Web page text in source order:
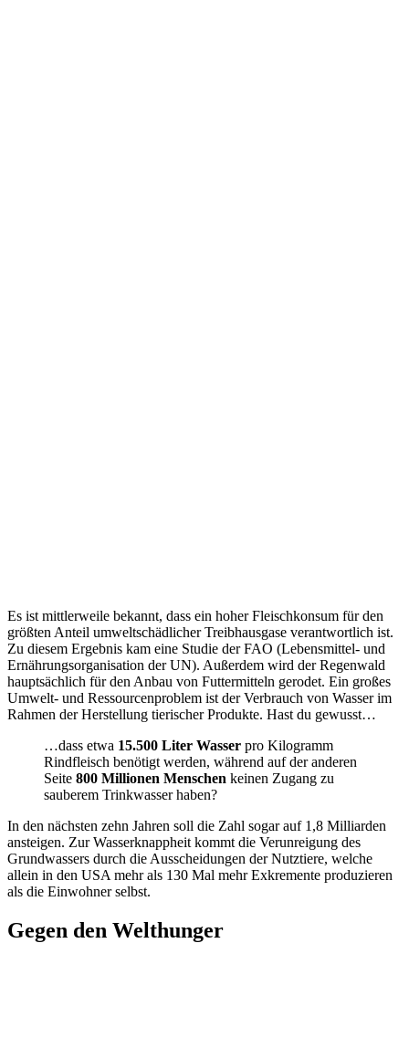
Es ist mittlerweile bekannt, dass ein hoher Fleischkonsum für den
größten Anteil umweltschädlicher Treibhausgase verantwortlich ist.
Zu diesem Ergebnis kam eine Studie der FAO (Lebensmittel- und
Ernährungsorganisation der UN). Außerdem wird der Regenwald
hauptsächlich für den Anbau von Futtermitteln gerodet. Ein großes
Umwelt- und Ressourcenproblem ist der Verbrauch von Wasser im
Rahmen der Herstellung tierischer Produkte. Hast du gewusst…
…dass etwa 15.500 Liter Wasser pro Kilogramm
Rindfleisch benötigt werden, während auf der anderen
Seite 800 Millionen Menschen keinen Zugang zu
sauberem Trinkwasser haben?
In den nächsten zehn Jahren soll die Zahl sogar auf 1,8 Milliarden
ansteigen. Zur Wasserknappheit kommt die Verunreigung des
Grundwassers durch die Ausscheidungen der Nutztiere, welche
allein in den USA mehr als 130 Mal mehr Exkremente produzieren
als die Einwohner selbst.
Gegen den Welthunger